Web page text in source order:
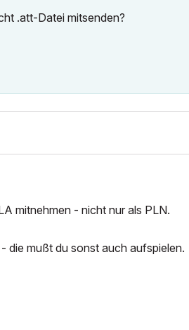
.att-Datei mitsenden?
mitnehmen - nicht nur als PLN.
die mußt du sonst auch aufspielen.